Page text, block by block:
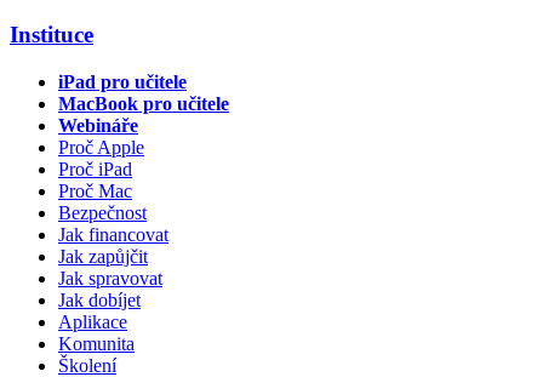
Instituce
iPad pro učitele
MacBook pro učitele
Webináře
Proč Apple
Proč iPad
Proč Mac
Bezpečnost
Jak financovat
Jak zapůjčit
Jak spravovat
Jak dobíjet
Aplikace
Komunita
Školení